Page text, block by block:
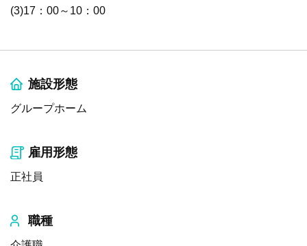
(3)17：00～10：00
施設形態
グループホーム
雇用形態
正社員
職種